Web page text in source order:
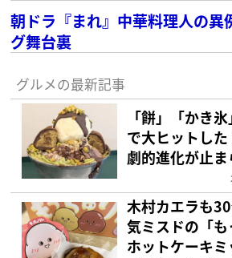
朝ドラ『まれ』中華料理人の異
グ舞台裏
グルメの最新記事
「餅」「かき
で大ヒットし
劇的進化が止ま
木村カエラも
気ミスドの「
ホットケーキ